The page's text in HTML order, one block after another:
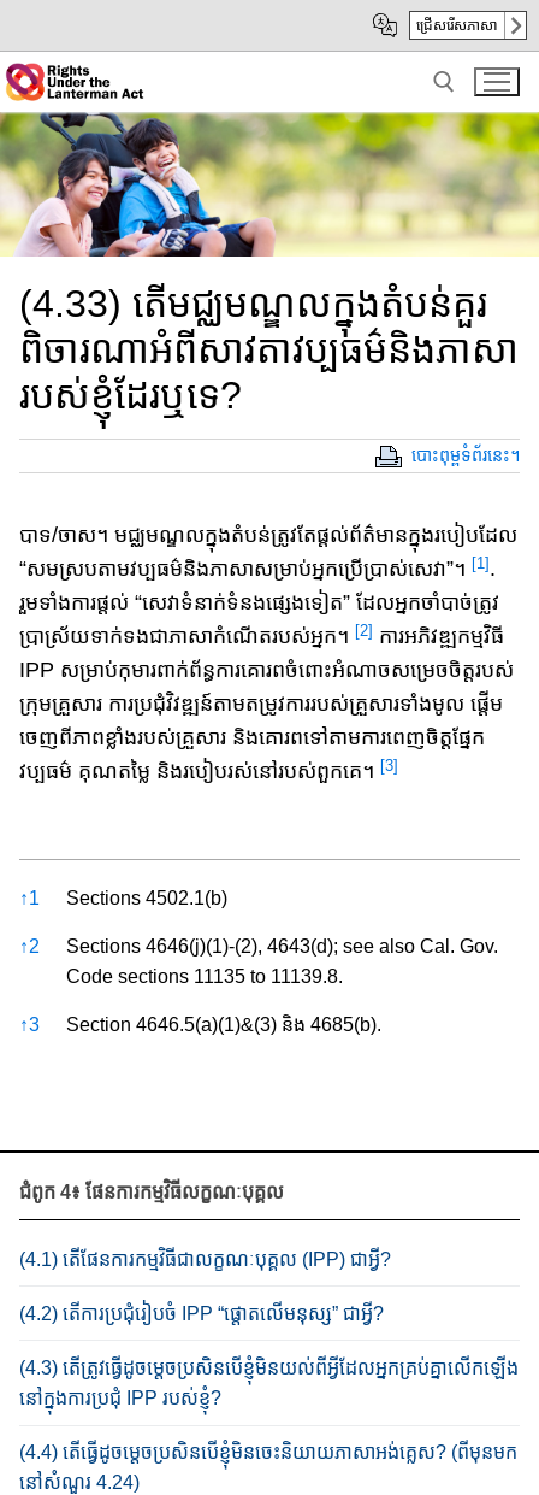
Main
Content
sub
navigation
ជ្រើសរើសភាសា
Search for:
ជំ​ពូក​ 4៖ ផែនការ​កម្ម​វិធី​​លក្ខណៈ​បុគ្គល
(4.1) តើផែនការកម្មវិធីជាលក្ខណៈ​បុគ្គ​ល (IPP) ជាអ្វី?
(4.2) តើ​ការ​ប្រជុំ​រៀប​ចំ IPP “ផ្តោត​លើ​មនុស្ស​” ជាអ្វី?
(4.3) តើត្រូវ​ធ្វើដូចម្តេចប្រសិនបើខ្ញុំ​មិន​យល់​​ពី​អ្វី​ដែល​អ្នកគ្រប់គ្នាលើក​ឡើង​​
នៅ​ក្នុង​ការប្រ​ជុំ IPP របស់ខ្ញុំ?​
(4.4) តើធ្វើដូចម្តេច​ប្រ​សិន​បើ​ខ្ញុំ​​មិន​ចេះ​និយាយ​ភាសាអង់គ្លេស​? (ពីមុនមក​
នៅ​សំណួរ​​ 4.24)
(4.33) តើមជ្ឈមណ្ឌលក្នុងតំបន់គួរ​
ពិចារណា​​អំពីសាវតា​វប្បធម៌​និង​ភាសា​
របស់ខ្ញុំដែរឬទេ​?
បោះពុម្ពទំព័រនេះ។
បាទ/ចាស។ មជ្ឈមណ្ឌល​ក្នុង​តំបន់​ត្រូវតែ​ផ្តល់ព័ត៌មាន​ក្នុង​របៀបដែល​
“សមស្រប​​តាម​វប្បធម៌​និង​ភាសា​សម្រាប់អ្នកប្រើប្រាស់សេវា​”។ [1].
រួមទាំង​ការ​ផ្តល់​​ “សេវាទំនាក់ទំនង​ផ្សេងទៀត​” ដែលអ្នកចាំបាច់ត្រូវ​
ប្រាស្រ័យទាក់ទង​ជា​ភាសា​កំណើតរបស់អ្នក​។ [2] ការ​អភិវឌ្ឍកម្មវិធី
IPP សម្រាប់​កុមារ​ពាក់ព័ន្ធ​ការ​គោរព​ចំពោះ​អំណាច​សម្រេ​ច​​ចិត្ត​របស់​
ក្រុម​គ្រួសារ ការ​ប្រ​ជុំ​វិវឌ្ឍន៍​តាម​តម្រូវការ​របស់​គ្រួសារ​ទាំង​មូល ផ្តើម​
ចេញពី​ភាព​ខ្លាំង​របស់គ្រួសារ និង​គោរពទៅ​តាម​ការពេញ​ចិត្ត​ផ្នែក​
វប្បធម៌​ គុណ​​តម្លៃ និង​របៀប​រស់នៅ​របស់ពួកគេ។​ [3]
References
↑1 Sections 4502.1(b)
↑2
Sections 4646(j)(1)-(2), 4643​(d); see also Cal. Gov.
Code sections 11135 to 11139.8.
↑3 Section​ 4646.5(a)(1)&(3) និង​ 4685(b).